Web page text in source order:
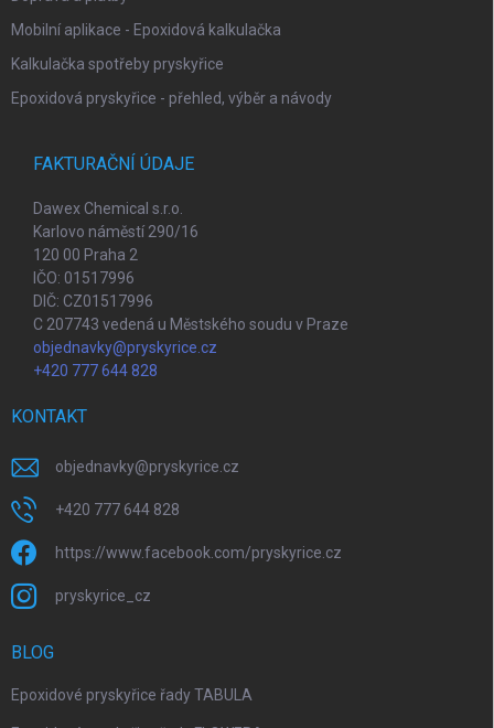
Mobilní aplikace - Epoxidová kalkulačka
Kalkulačka spotřeby pryskyřice
Epoxidová pryskyřice - přehled, výběr a návody
FAKTURAČNÍ ÚDAJE
Dawex Chemical s.r.o.
Karlovo náměstí 290/16
120 00 Praha 2
IČO: 01517996
DIČ: CZ01517996
C 207743 vedená u Městského soudu v Praze
objednavky@pryskyrice.cz
+420 777 644 828
KONTAKT
objednavky@pryskyrice.cz
+420 777 644 828
https://www.facebook.com/pryskyrice.cz
pryskyrice_cz
BLOG
Epoxidové pryskyřice řady TABULA